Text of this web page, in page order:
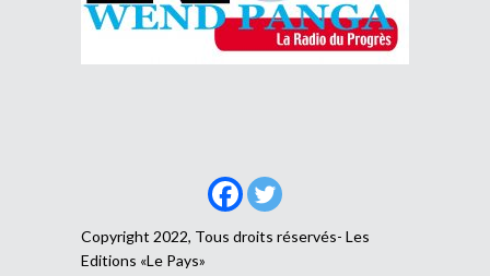
Copyright 2022, Tous droits réservés- Les
Editions «Le Pays»